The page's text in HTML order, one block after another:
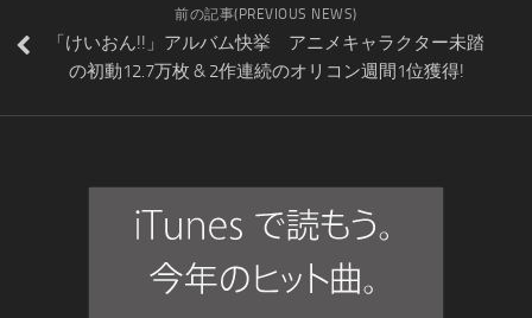
前の記事(PREVIOUS NEWS)
「けいおん!!」アルバム快挙 アニメキャラクター未踏
の初動12.7万枚 & 2作連続のオリコン週間1位獲得!